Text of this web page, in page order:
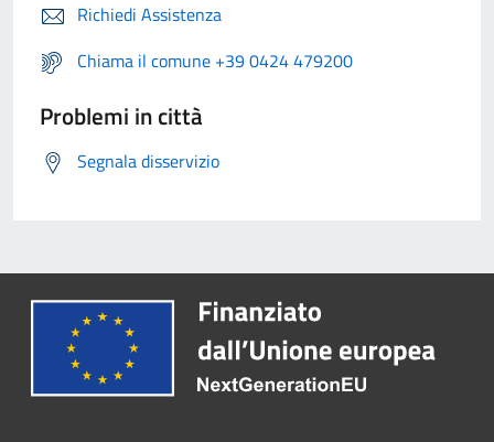
Richiedi Assistenza
Chiama il comune +39 0424 479200
Problemi in città
Segnala disservizio